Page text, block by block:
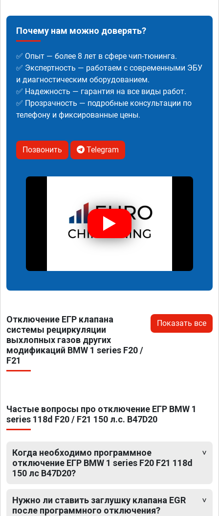
Почему нам можно доверять?
✅ Опыт — более 8 лет в сфере чип-тюнинга.
✅ Экспертность — работаем с современными ЭБУ
и диагностическим оборудованием.
✅ Надежность — гарантия на все виды работ.
✅ Прозрачность — подробные консультации по
телефону и фиксированные цены.
Позвонить Telegram
Отключение ЕГР клапана
системы рециркуляции
выхлопных газов других
модификаций BMW 1 series F20 /
F21
Показать все
Частые вопросы про отключение ЕГР BMW 1
series 118d F20 / F21 150 л.с. B47D20
Когда необходимо программное
отключение ЕГР BMW 1 series F20 F21 118d
150 лс B47D20?
Нужно ли ставить заглушку клапана EGR
после программного отключения?